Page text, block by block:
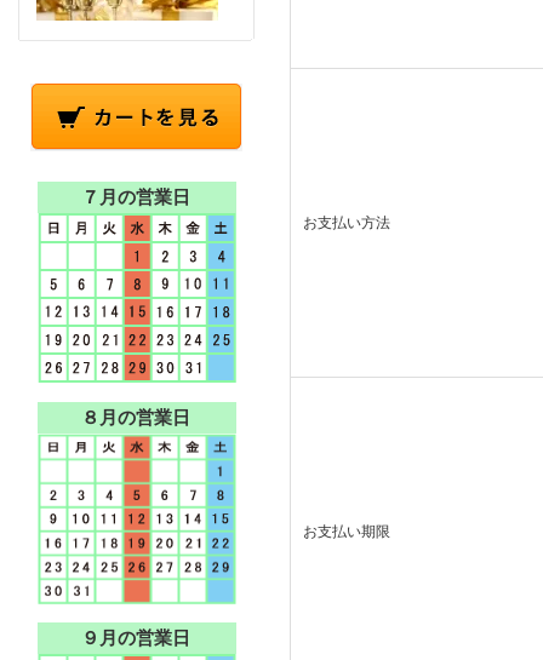
７月の営業日
８月の営業日
９月の営業日
お支払い方法
お支払い期限